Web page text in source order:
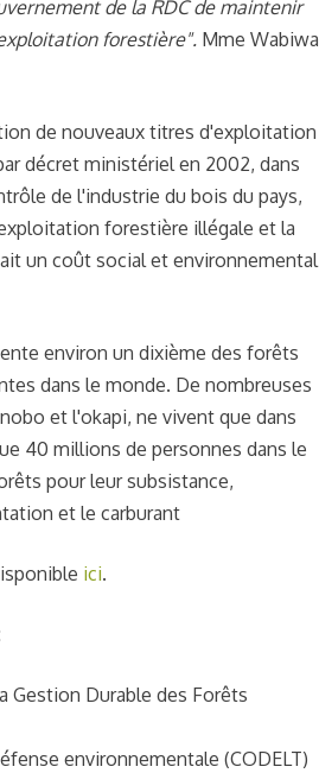
de la RDC de maintenir
forestière". Mme Wabiwa
de nouveaux titres d'exploitation
décret ministériel en 2002, dans
de l'industrie du bois du pays,
forestière illégale et la
un coût social et environnemental
environ un dixième des forêts
dans le monde. De nombreuses
et l'okapi, ne vivent que dans
40 millions de personnes dans le
pour leur subsistance,
et le carburant
ici.
Gestion Durable des Forêts
environnementale (CODELT)